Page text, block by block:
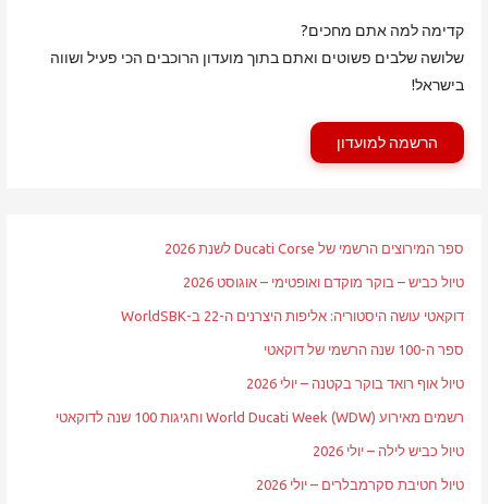
קדימה למה אתם מחכים?
שלושה שלבים פשוטים ואתם בתוך מועדון הרוכבים הכי פעיל ושווה
בישראל!
הרשמה למועדון
ספר המירוצים הרשמי של Ducati Corse לשנת 2026
טיול כביש – בוקר מוקדם ואופטימי – אוגוסט 2026
דוקאטי עושה היסטוריה: אליפות היצרנים ה-22 ב-WorldSBK
ספר ה-100 שנה הרשמי של דוקאטי
טיול אוף רואד בוקר בקטנה – יולי 2026
רשמים מאירוע World Ducati Week (WDW) וחגיגות 100 שנה לדוקאטי
טיול כביש לילה – יולי 2026
טיול חטיבת סקרמבלרים – יולי 2026